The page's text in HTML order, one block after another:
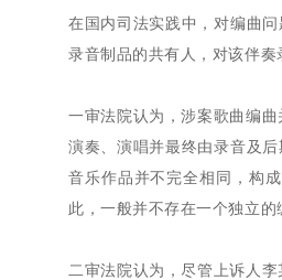
在国内司法实践中，对编曲
录音制品的共有人，对该伴奏
一审法院认为，涉案歌曲编
演奏、演唱并最终由录音及
音乐作品并不完全相同，构
此，一般并不存在一个独立的
二审法院认为，尽管上诉人